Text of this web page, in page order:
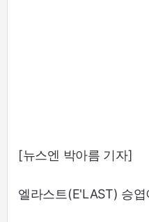
[뉴스엔 박아름 기자]
엘라스트(E'LAST) 승